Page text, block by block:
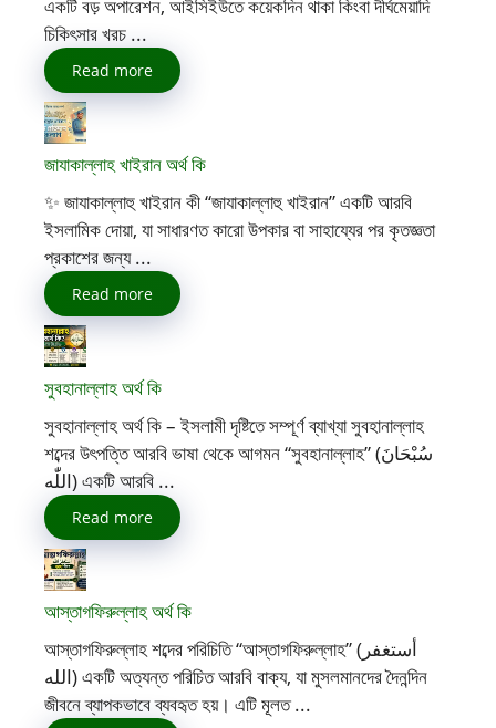
একটি বড় অপারেশন, আইসিইউতে কয়েকদিন থাকা কিংবা দীর্ঘমেয়াদি
চিকিৎসার খরচ ...
Read more
জাযাকাল্লাহ খাইরান অর্থ কি
✨ জাযাকাল্লাহু খাইরান কী “জাযাকাল্লাহু খাইরান” একটি আরবি
ইসলামিক দোয়া, যা সাধারণত কারো উপকার বা সাহায্যের পর কৃতজ্ঞতা
প্রকাশের জন্য ...
Read more
সুবহানাল্লাহ অর্থ কি
সুবহানাল্লাহ অর্থ কি – ইসলামী দৃষ্টিতে সম্পূর্ণ ব্যাখ্যা সুবহানাল্লাহ
শব্দের উৎপত্তি আরবি ভাষা থেকে আগমন “সুবহানাল্লাহ” (سُبْحَانَ
اللّٰه) একটি আরবি ...
Read more
আস্তাগফিরুল্লাহ অর্থ কি
আস্তাগফিরুল্লাহ শব্দের পরিচিতি “আস্তাগফিরুল্লাহ” (أستغفر
الله) একটি অত্যন্ত পরিচিত আরবি বাক্য, যা মুসলমানদের দৈনন্দিন
জীবনে ব্যাপকভাবে ব্যবহৃত হয়। এটি মূলত ...